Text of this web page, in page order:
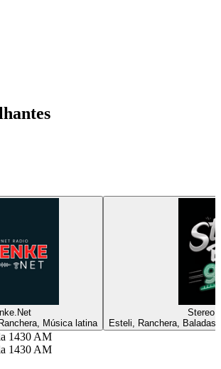
Música latina
Stereo
Esteli, Ranchera,
1430 AM
1430 AM